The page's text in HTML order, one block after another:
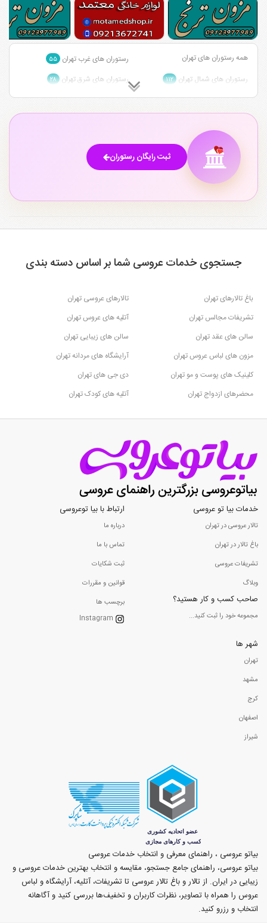
همه رستوران های تهران رستوران های غرب تهران ۵۵
رستوران های شمال تهران ۱۱۲ رستوران های شرق تهران ۲۸
رستوران های مرکز تهران ۴۲ رستوران های جنوب تهران ۳
ثبت رایگان رستوران
جستجوی خدمات عروسی شما بر اساس دسته بندی
باغ تالارهای تهران
تالارهای عروسی تهران
تشریفات مجالس تهران
آتلیه های عروس تهران
سالن های عقد تهران
سالن های زیبایی تهران
مزون های لباس عروس تهران
آرایشگاه های مردانه تهران
کلینیک های پوست و مو تهران
دی جی های تهران
محضرهای ازدواج تهران
آتلیه های کودک تهران
خدمات بیا تو عروسی
تالار عروسی در تهران
باغ تالار در تهران
تشریفات عروسی
وبلاگ
صاحب کسب و کار هستید؟
مجموعه خود را ثبت کنید...
ارتباط با بیا توعروسی
درباره ما
تماس با ما
ثبت شکایات
قوانین و مقررات
برچسب ها
Instagram
شهر ها
تهران
مشهد
کرج
اصفهان
شیراز
بیاتو عروسی ، راهنمای معرفی و انتخاب خدمات عروسی
بیاتو عروسی، راهنمای جامع جستجو، مقایسه و انتخاب بهترین خدمات عروسی و
زیبایی در ایران. از تالار و باغ تالار عروسی تا تشریفات، آتلیه، آرایشگاه و لباس
عروس را همراه با تصاویر، نظرات کاربران و تخفیف‌ها بررسی کنید و آگاهانه
انتخاب و رزرو کنید.